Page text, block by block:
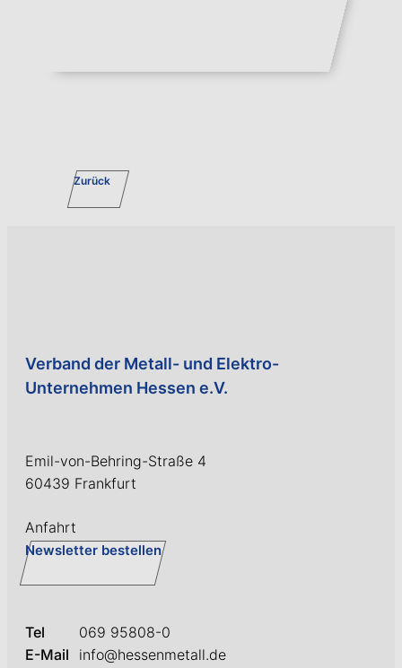
Zurück
Verband der Metall- und Elektro-
Unternehmen Hessen e.V.
Emil-von-Behring-Straße 4
60439 Frankfurt
Anfahrt
Newsletter bestellen
Tel
069 95808-0
E-Mail
info@hessenmetall.de